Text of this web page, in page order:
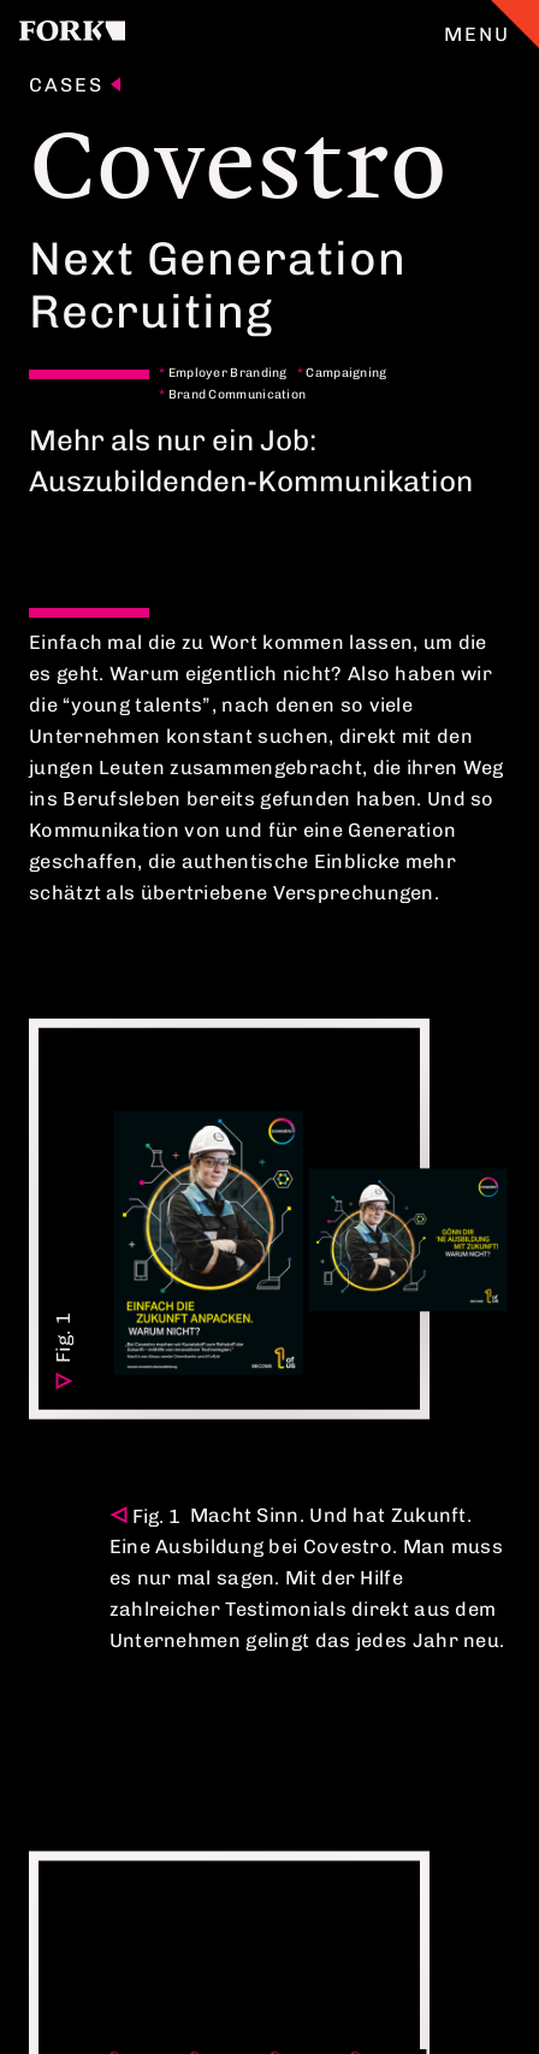
MENU
ÜBERFORK
TEAM
JOBS
ENGLISH
IMPRESSUM
COOKIE EINSTELLUNGEN
CASES
Covestro
Next Generation
Recruiting
* Employer Branding
Mehr als nur ein Job:
Auszubildenden-Kommunikation
Einfach mal die zu Wort kommen lassen, um die
es geht. Warum eigentlich nicht? Also haben wir
die “young talents”, nach denen so viele
Unternehmen konstant suchen, direkt mit den
jungen Leuten zusammengebracht, die ihren Weg
ins Berufsleben bereits gefunden haben. Und so
Kommunikation von und für eine Generation
geschaffen, die authentische Einblicke mehr
schätzt als übertriebene Versprechungen.
Macht Sinn. Und hat Zukunft.
Eine Ausbildung bei Covestro. Man muss
es nur mal sagen. Mit der Hilfe
zahlreicher Testimonials direkt aus dem
Unternehmen gelingt das jedes Jahr neu.